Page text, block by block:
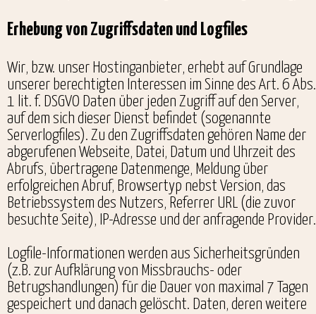
Erhebung von Zugriffsdaten und Logfiles
Wir, bzw. unser Hostinganbieter, erhebt auf Grundlage
unserer berechtigten Interessen im Sinne des Art. 6 Abs.
1 lit. f. DSGVO Daten über jeden Zugriff auf den Server,
auf dem sich dieser Dienst befindet (sogenannte
Serverlogfiles). Zu den Zugriffsdaten gehören Name der
abgerufenen Webseite, Datei, Datum und Uhrzeit des
Abrufs, übertragene Datenmenge, Meldung über
erfolgreichen Abruf, Browsertyp nebst Version, das
Betriebssystem des Nutzers, Referrer URL (die zuvor
besuchte Seite), IP-Adresse und der anfragende Provider.
Logfile-Informationen werden aus Sicherheitsgründen
(z.B. zur Aufklärung von Missbrauchs- oder
Betrugshandlungen) für die Dauer von maximal 7 Tagen
gespeichert und danach gelöscht. Daten, deren weitere